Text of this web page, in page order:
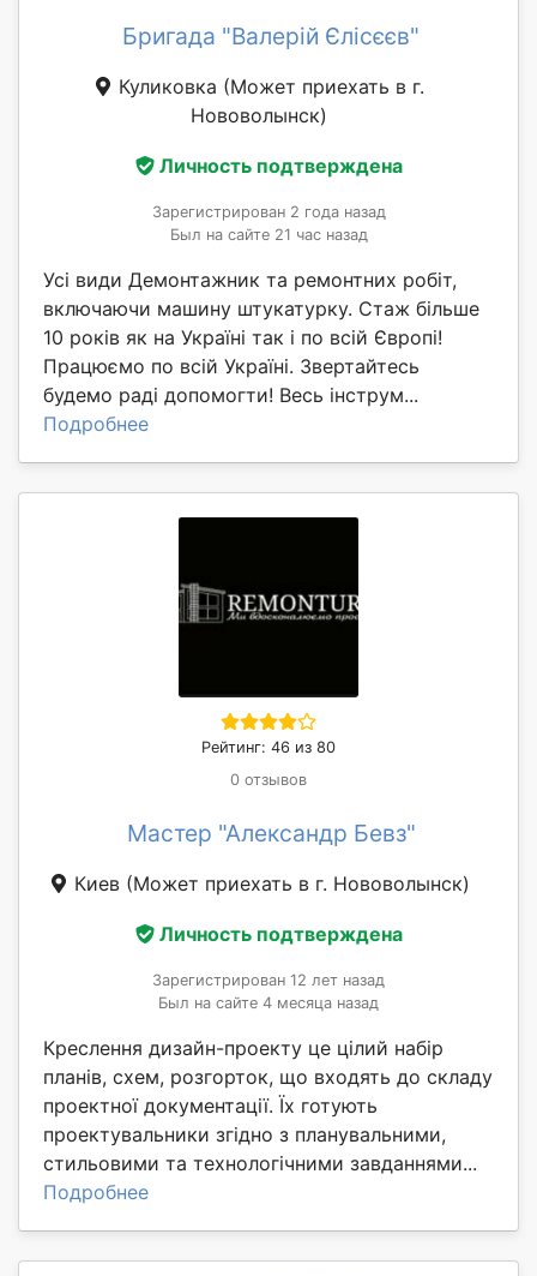
Бригада "Валерій Єлісєєв"
Куликовка (Может приехать в г.
Нововолынск)
Личность подтверждена
Зарегистрирован 2 года назад
Был на сайте 21 час назад
Усі види Демонтажник та ремонтних робіт,
включаючи машину штукатурку. Стаж більше
10 років як на Україні так і по всій Європі!
Працюємо по всій Україні. Звертайтесь
будемо раді допомогти! Весь інструм...
Подробнее
Рейтинг: 46 из 80
0 отзывов
Мастер "Александр Бевз"
Киев (Может приехать в г. Нововолынск)
Личность подтверждена
Зарегистрирован 12 лет назад
Был на сайте 4 месяца назад
Креслення дизайн-проекту це цілий набір
планів, схем, розгорток, що входять до складу
проектної документації. Їх готують
проектувальники згідно з планувальними,
стильовими та технологічними завданнями...
Подробнее